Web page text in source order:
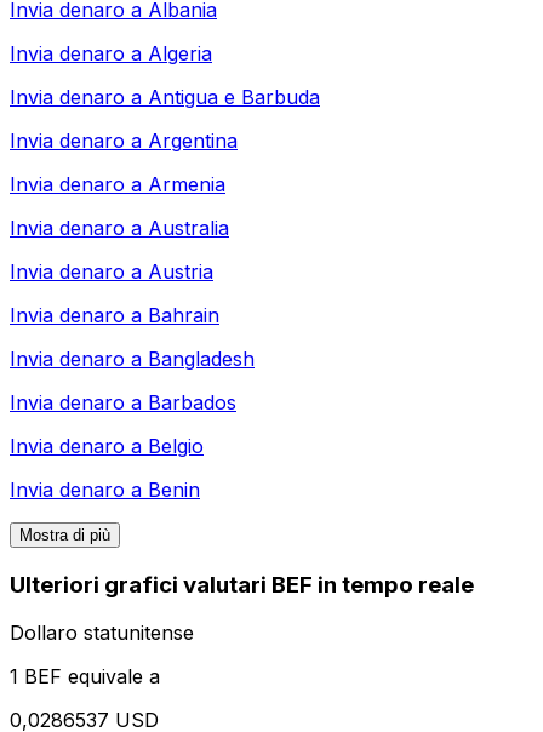
Invia denaro a Albania
Invia denaro a Algeria
Invia denaro a Antigua e Barbuda
Invia denaro a Argentina
Invia denaro a Armenia
Invia denaro a Australia
Invia denaro a Austria
Invia denaro a Bahrain
Invia denaro a Bangladesh
Invia denaro a Barbados
Invia denaro a Belgio
Invia denaro a Benin
Mostra di più
Ulteriori grafici valutari BEF in tempo reale
Dollaro statunitense
1 BEF equivale a
0,0286537 USD